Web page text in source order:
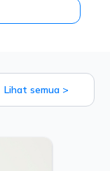
Lihat semua >